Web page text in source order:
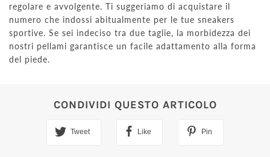
regolare e avvolgente. Ti suggeriamo di acquistare il
numero che indossi abitualmente per le tue sneakers
sportive. Se sei indeciso tra due taglie, la morbidezza dei
nostri pellami garantisce un facile adattamento alla forma
del piede.
CONDIVIDI QUESTO ARTICOLO
Tweet Like Pin